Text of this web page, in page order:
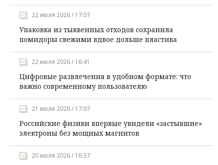
22 июля 2026 / 17:07
Упаковка из тыквенных отходов сохранила
помидоры свежими вдвое дольше пластика
22 июля 2026 / 16:41
Цифровые развлечения в удобном формате: что
важно современному пользователю
21 июля 2026 / 17:07
Российские физики впервые увидели «застывшие»
электроны без мощных магнитов
20 июля 2026 / 16:37